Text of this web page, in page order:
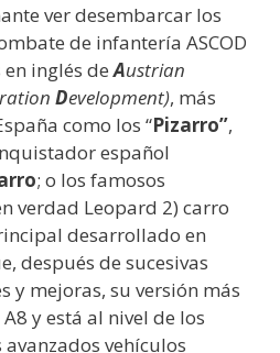
ver desembarcar los
de infantería ASCOD
en inglés deAustrian
Development), más
como los “Pizarro”,
español
; o los famosos
verdad Leopard 2) carro
desarrollado en
después de sucesivas
y mejoras, su versión más
y está al nivel de los
vehículos